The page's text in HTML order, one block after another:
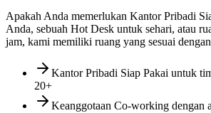
Apakah Anda memerlukan Kantor Pribadi
Anda, sebuah Hot Desk untuk sehari, atau
jam, kami memiliki ruang yang sesuai
Kantor Pribadi Siap Pakai untuk
20+
Keanggotaan Co-working dengan